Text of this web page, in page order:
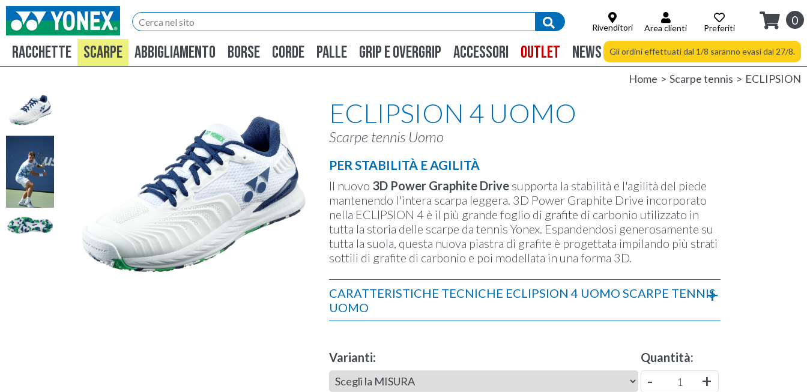
RACCHETTE SCARPE ABBIGLIAMENTO BORSE CORDE PALLE GRIP E OVERGRIP ACCESSORI OUTLET NEWS Spedizione gratuita a partire da 94 €
Gli ordini effettuati dal 1/8 saranno evasi dal 27/8.
0
Rivenditori Area clienti Preferiti
Home Scarpe tennis ECLIPSION
ECLIPSION 4 UOMO
Scarpe tennis Uomo
PER STABILITÀ E AGILITÀ
Il nuovo 3D Power Graphite Drivesupporta la stabilità e l'agilità del piede
mantenendo l'intera scarpa leggera. 3D Power Graphite Drive incorporato
nella ECLIPSION 4 è il più grande foglio di grafite di carbonio utilizzato in
tutta la storia delle scarpe da tennis Yonex. Espandendosi generosamente su
tutta la suola, questa nuova piastra di grafite è progettata impilando più strati
sottili di grafite di carbonio e poi modellata in una forma 3D.
CARATTERISTICHE TECNICHE ECLIPSION 4 UOMO SCARPE TENNIS
UOMO
Superficie
Peso355g | mis. 40,5
Genereuomo
Varianti: Quantità:
- 1 +